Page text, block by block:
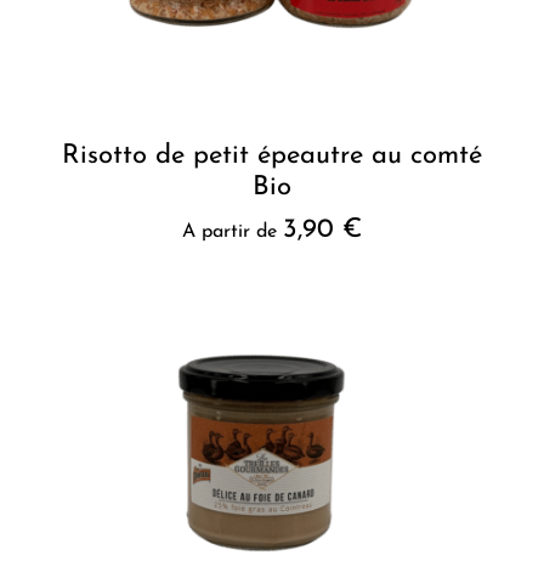
Risotto de petit épeautre au comté
Bio
A partir de 3,90 €